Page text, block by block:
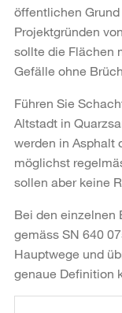
öffentlichen
Projektgründen
sollte die Flächen
Gefälle ohne
Führen Sie
Altstadt in
werden in Asphalt
möglichst
sollen aber keine
Bei den einzelnen
gemäss SN 640
Hauptwege und
genaue Definition